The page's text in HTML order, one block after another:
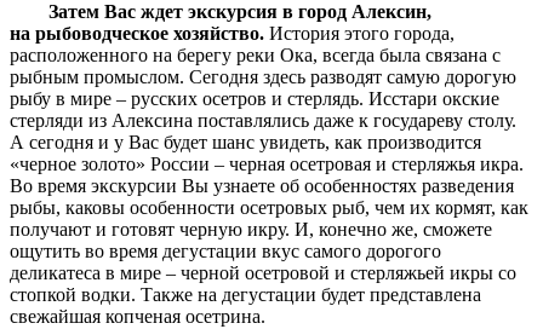
Затем Вас ждет экскурсия в город Алексин,
на рыбоводческое хозяйство. История этого города,
расположенного на берегу реки Ока, всегда была связана с
рыбным промыслом. Сегодня здесь разводят самую дорогую
рыбу в мире – русских осетров и стерлядь. Исстари окские
стерляди из Алексина поставлялись даже к государеву столу.
А сегодня и у Вас будет шанс увидеть, как производится
«черное золото» России – черная осетровая и стерляжья икра.
Во время экскурсии Вы узнаете об особенностях разведения
рыбы, каковы особенности осетровых рыб, чем их кормят, как
получают и готовят черную икру. И, конечно же, сможете
ощутить во время дегустации вкус самого дорогого
деликатеса в мире – черной осетровой и стерляжьей икры со
стопкой водки. Также на дегустации будет представлена
свежайшая копченая осетрина.